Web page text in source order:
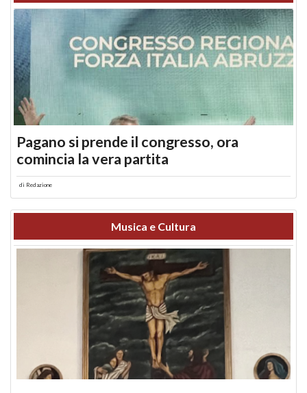
Pagano si prende il congresso, ora
comincia la vera partita
di Redazione
Musica e Cultura